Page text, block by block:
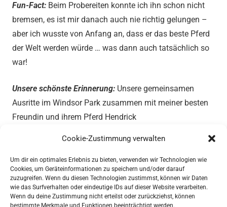
Cookie-Zustimmung verwalten
Um dir ein optimales Erlebnis zu bieten, verwenden wir Technologien wie
Cookies, um Geräteinformationen zu speichern und/oder darauf
zuzugreifen. Wenn du diesen Technologien zustimmst, können wir Daten
wie das Surfverhalten oder eindeutige IDs auf dieser Website verarbeiten.
Wenn du deine Zustimmung nicht erteilst oder zurückziehst, können
bestimmte Merkmale und Funktionen beeinträchtigt werden.
Fun-Fact: Beim Probereiten konnte ich ihn schon nicht
bremsen, es ist mir danach auch nie richtig gelungen –
aber ich wusste von Anfang an, dass er das beste Pferd
der Welt werden würde … was dann auch tatsächlich so
war!
Unsere schönste Erinnerung: Unsere gemeinsamen
Ausritte im Windsor Park zusammen mit meiner besten
Freundin und ihrem Pferd Hendrick
Was zeichnet ihn aus:Diesem Pferd habe ich alles zu
verdanken – und in diesem Fall ist das nicht nur so ein
Spruch …unsere gemeinsame Geschichte ist wie ein
Pferdemärchen von dem jedes Pferdemädchen träumt.